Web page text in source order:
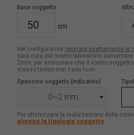
Base soggetto
cm
Nel configuratore riportare esattamente le
sarà cura del nostro laboratorio
2mm. per assicurare che il vostro
stesso tempo non cada fuori.
Spessore soggetto (indicativo)
0~2 mm.
Per ottimizzare la realizzazione della
almeno la tipologia soggetto